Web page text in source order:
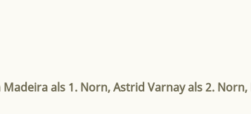
als 1. Norn, Astrid Varnay als 2.